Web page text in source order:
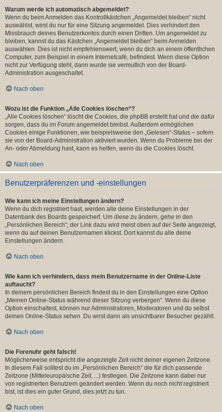
Warum werde ich automatisch abgemeldet?
Wenn du beim Anmelden das Kontrollkästchen „Angemeldet bleiben“ nicht
auswählst, wirst du nur für eine Sitzung angemeldet. Dies verhindert den
Missbrauch deines Benutzerkontos durch einen Dritten. Um angemeldet zu
bleiben, kannst du das Kästchen „Angemeldet bleiben“ beim Anmelden
auswählen. Dies ist nicht empfehlenswert, wenn du dich an einem öffentlichen
Computer, zum Beispiel in einem Internetcafé, befindest. Wenn diese Option
nicht zur Verfügung steht, dann wurde sie vermutlich von der Board-
Administration ausgeschaltet.
Nach oben
Wozu ist die Funktion „Alle Cookies löschen“?
„Alle Cookies löschen“ löscht die Cookies, die phpBB erstellt hat und die dafür
sorgen, dass du im Forum angemeldet bleibst. Außerdem ermöglichen
Cookies einige Funktionen, wie beispielsweise den „Gelesen“-Status – sofern
sie von der Board-Administration aktiviert wurden. Wenn du Probleme bei der
An- oder Abmeldung hast, kann es helfen, wenn du die Cookies löscht.
Nach oben
Benutzerpräferenzen und -einstellungen
Wie kann ich meine Einstellungen ändern?
Wenn du dich registriert hast, werden alle deine Einstellungen in der
Datenbank des Boards gespeichert. Um diese zu ändern, gehe in den
„Persönlichen Bereich“; der Link dazu wird meist oben auf der Seite angezeigt,
wenn du auf deinen Benutzernamen klickst. Dort kannst du alle deine
Einstellungen ändern.
Nach oben
Wie kann ich verhindern, dass mein Benutzername in der Online-Liste
auftaucht?
In deinem persönlichen Bereich findest du in den Einstellungen eine Option
„Meinen Online-Status während dieser Sitzung verbergen“. Wenn du diese
Option einschaltest, können nur Administratoren, Moderatoren und du selbst
deinen Online-Status sehen. Du wirst dann als unsichtbarer Besucher gezählt.
Nach oben
Die Forenuhr geht falsch!
Möglicherweise entspricht die angezeigte Zeit nicht deiner eigenen Zeitzone.
In diesem Fall solltest du im „Persönlichen Bereich“ die für dich passende
Zeitzone (Mitteleuropäische Zeit, ...) festlegen. Die Zeitzone kann dabei nur
von registrierten Benutzern geändert werden. Wenn du noch nicht registriert
bist, ist dies ein guter Grund, dies jetzt zu tun.
Nach oben